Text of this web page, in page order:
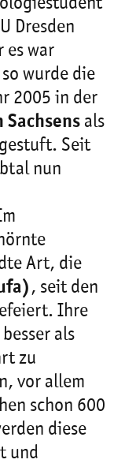
Dresden
es war
wurde die
2005 in der
als
Seit
nun
Art, die
, seit den
Ihre
als
zu
vor allem
schon 600
diese
und